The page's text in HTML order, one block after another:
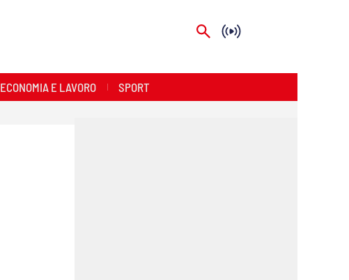
ECONOMIA E LAVORO SPORT